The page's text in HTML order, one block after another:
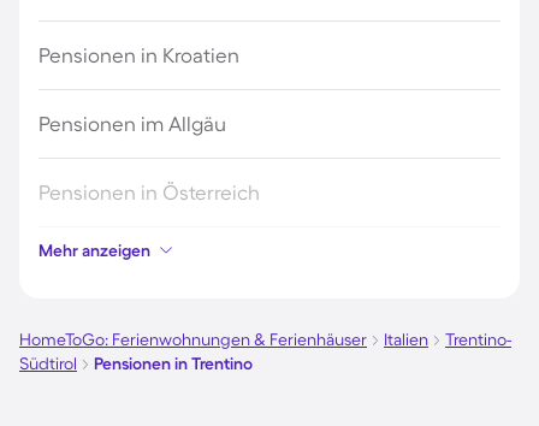
Pensionen in Kroatien
Pensionen im Allgäu
Pensionen in Österreich
Pensionen in Hamburg
Pensionen in Berlin
Mehr anzeigen
HomeToGo: Ferienwohnungen & Ferienhäuser Italien
Trentino-
Südtirol
Pensionen in Trentino